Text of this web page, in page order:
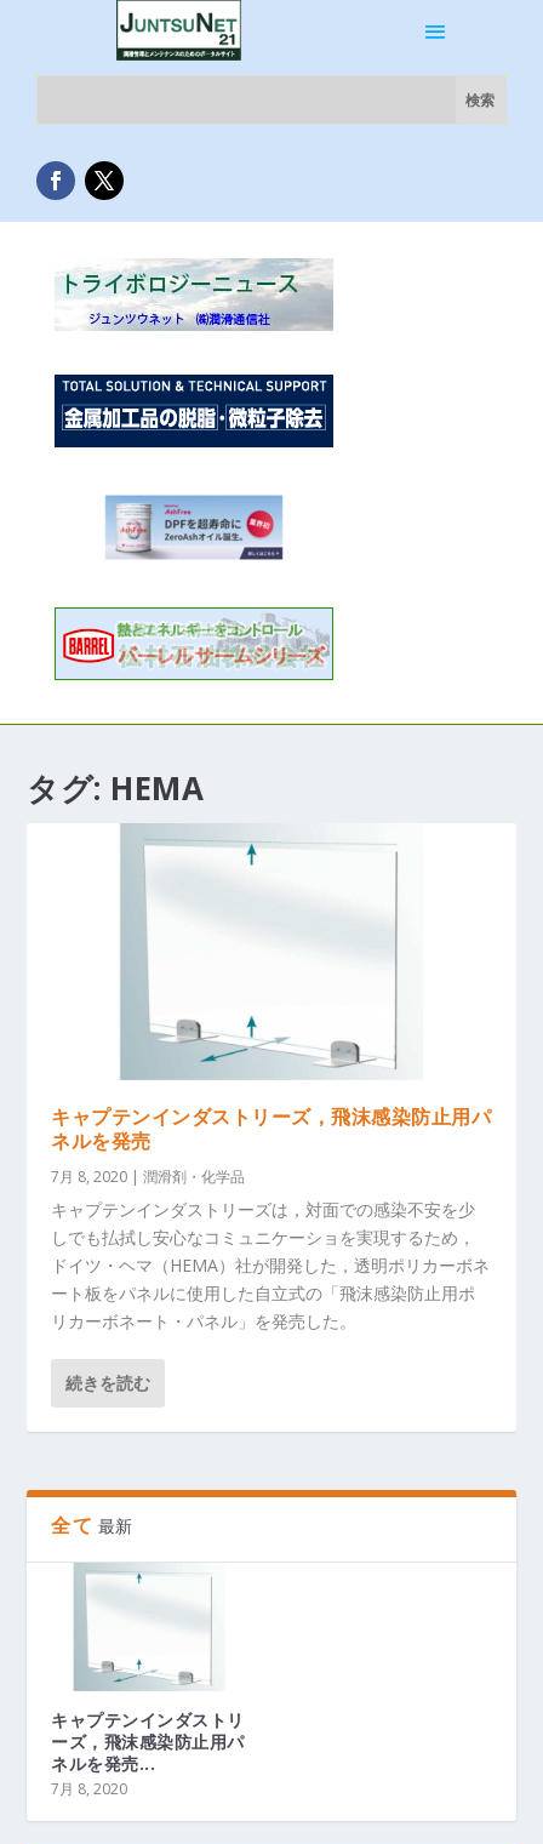
タグ: HEMA
キャプテンインダストリーズ，飛沫感染防止用パ
ネルを発売
7月 8, 2020 |潤滑剤・化学品
キャプテンインダストリーズは，対面での感染不安を少
しでも払拭し安心なコミュニケーショを実現するため，
ドイツ・ヘマ（HEMA）社が開発した，透明ポリカーボネ
ート板をパネルに使用した自立式の「飛沫感染防止用ポ
リカーボネート・パネル」を発売した。
続きを読む
全て 最新
キャプテンインダストリ
ーズ，飛沫感染防止用パ
ネルを発売...
7月 8, 2020